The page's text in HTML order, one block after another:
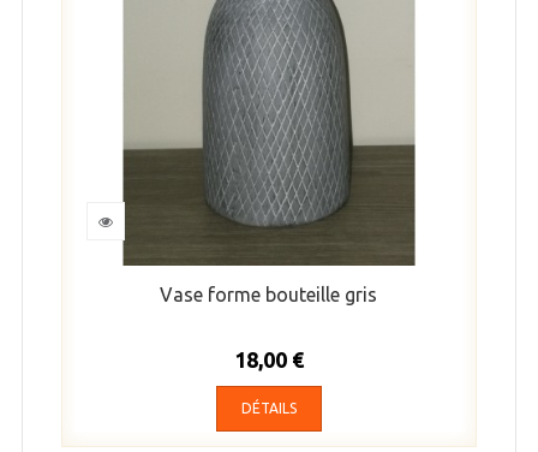
Vase forme bouteille gris
18,00 €
DÉTAILS